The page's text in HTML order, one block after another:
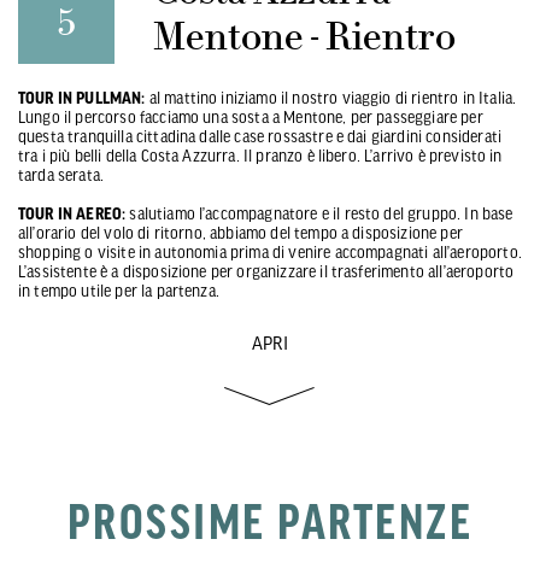
5
Mentone - Rientro
TOUR IN PULLMAN: al mattino iniziamo il nostro viaggio di rientro in Italia.
Lungo il percorso facciamo una sosta a Mentone, per passeggiare per
questa tranquilla cittadina dalle case rossastre e dai giardini considerati
tra i più belli della Costa Azzurra. Il pranzo è libero. L’arrivo è previsto in
tarda serata.
TOUR IN AEREO: salutiamo l’accompagnatore e il resto del gruppo. In base
all’orario del volo di ritorno, abbiamo del tempo a disposizione per
shopping o visite in autonomia prima di venire accompagnati all’aeroporto.
L’assistente è a disposizione per organizzare il trasferimento all’aeroporto
in tempo utile per la partenza.
APRI
PROSSIME PARTENZE